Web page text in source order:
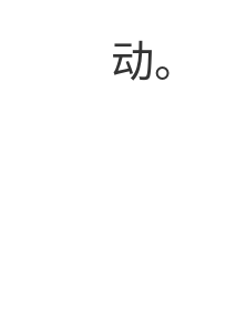
动。